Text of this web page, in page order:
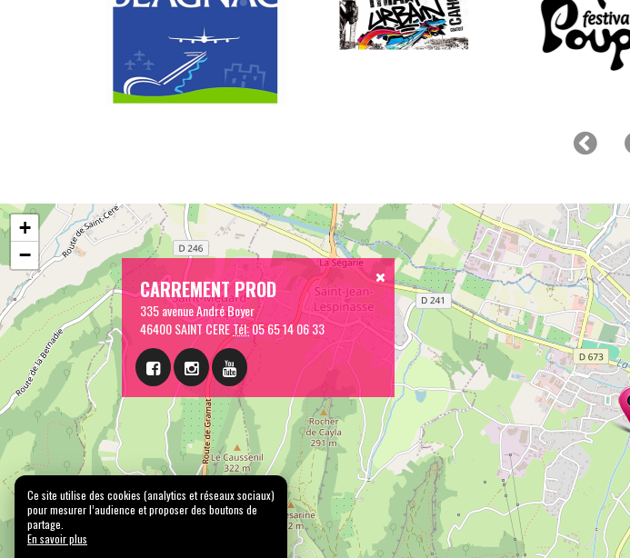
CARREMENT PROD
335 avenue André Boyer
46400 SAINT CERETél:05 65 14 06 33
+
−
Ce site utilise des cookies (analytics et réseaux sociaux)
pour mesurer l’audience et proposer des boutons de
partage.
En savoir plus